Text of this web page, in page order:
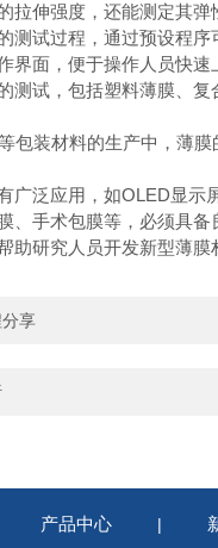
伸强度，还能测定其弹
试过程，通过预设程序
面，便于操作人员快速
试，包括塑料薄膜、复
装材料的生产中，薄膜
泛应用，如OLED显示
手术包膜等，必须具备
研究人员开发新型薄膜
享
产品中心 |